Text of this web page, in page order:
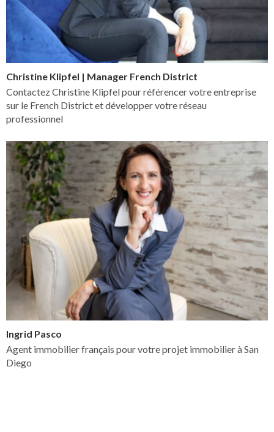
Christine Klipfel | Manager French District
Contactez Christine Klipfel pour référencer votre entreprise
sur le French District et développer votre réseau
professionnel
Ingrid Pasco
Agent immobilier français pour votre projet immobilier à San
Diego